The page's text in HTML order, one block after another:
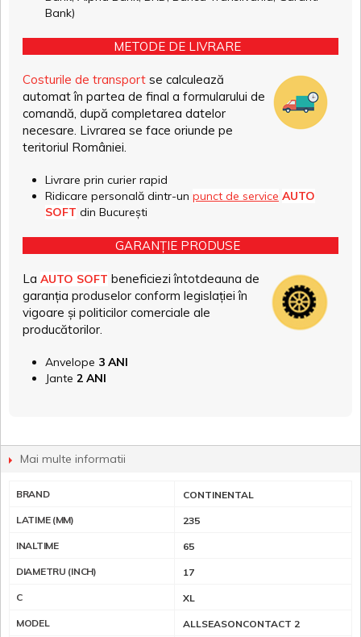
Bank)
METODE DE LIVRARE
Costurile de transport se calculează
automat în partea de final a formularului de
comandă, după completarea datelor
necesare. Livrarea se face oriunde pe
teritoriul României.
Livrare prin curier rapid
Ridicare personală dintr-un punct de service AUTO
SOFT din București
GARANȚIE PRODUSE
La AUTO SOFT beneficiezi întotdeauna de
garanția produselor conform legislației în
vigoare și politicilor comerciale ale
producătorilor.
Anvelope 3 ANI
Jante 2 ANI
Mai multe informatii
BRAND CONTINENTAL
LATIME (MM) 235
INALTIME 65
DIAMETRU (INCH) 17
C XL
MODEL ALLSEASONCONTACT 2